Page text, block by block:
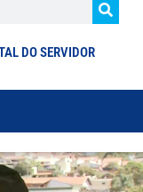
DO SERVIDOR